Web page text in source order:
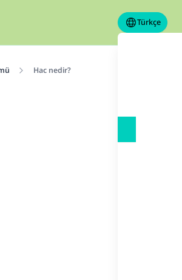
Türkçe
Hac nedir?